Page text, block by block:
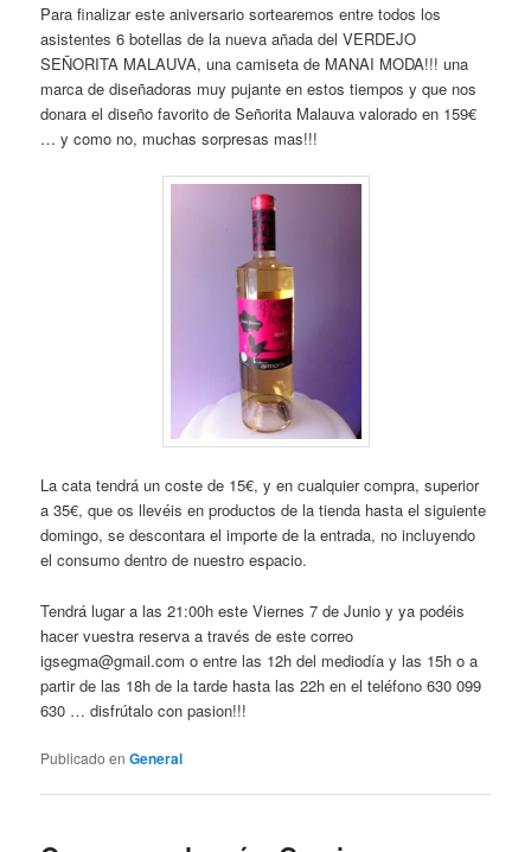
Para finalizar este aniversario sortearemos entre todos los
asistentes 6 botellas de la nueva añada del VERDEJO
SEÑORITA MALAUVA, una camiseta de MANAI MODA!!! una
marca de diseñadoras muy pujante en estos tiempos y que nos
donara el diseño favorito de Señorita Malauva valorado en 159€
… y como no, muchas sorpresas mas!!!
La cata tendrá un coste de 15€, y en cualquier compra, superior
a 35€, que os llevéis en productos de la tienda hasta el siguiente
domingo, se descontara el importe de la entrada, no incluyendo
el consumo dentro de nuestro espacio.
Tendrá lugar a las 21:00h este Viernes 7 de Junio y ya podéis
hacer vuestra reserva a través de este correo
igsegma@gmail.com o entre las 12h del mediodía y las 15h o a
partir de las 18h de la tarde hasta las 22h en el teléfono 630 099
630 … disfrútalo con pasion!!!
Publicado en General